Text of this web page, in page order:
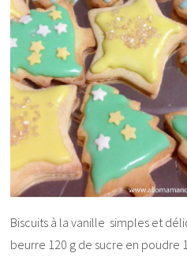
Biscuits à la vanille simples et
beurre 120 g de sucre en poudre